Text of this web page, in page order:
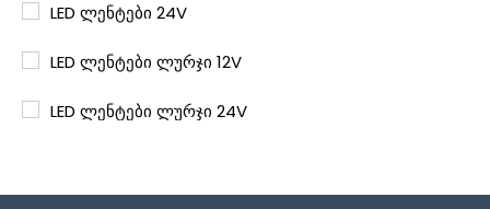
LED ლენტები 24V
LED ლენტები ლურჯი 12V
LED ლენტები ლურჯი 24V